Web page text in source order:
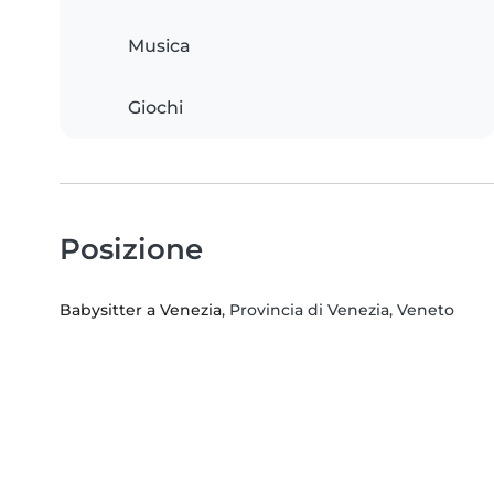
Musica
Giochi
Posizione
Babysitter a Venezia, Provincia di Venezia, Veneto